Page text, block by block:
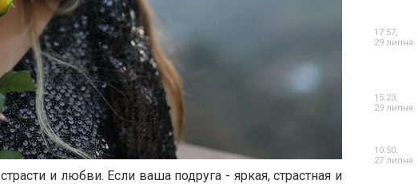
и любви. Если ваша подруга - яркая, страстная и
17:57,
29 липня
15:23,
29 липня
10:50,
27 липня